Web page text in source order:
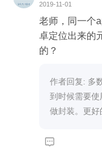
2019-11-01
老师，同一个
卓定位出来的
的？
作者回复: 多
到时候需要
做封装。更好
